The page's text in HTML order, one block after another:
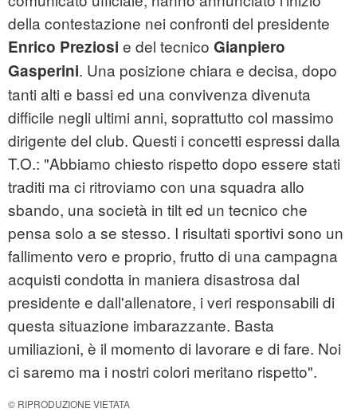
della contestazione nei confronti del presidente
Enrico Preziosi e del tecnico Gianpiero
Gasperini. Una posizione chiara e decisa, dopo
tanti alti e bassi ed una convivenza divenuta
difficile negli ultimi anni, soprattutto col massimo
dirigente del club. Questi i concetti espressi dalla
T.O.: "Abbiamo chiesto rispetto dopo essere stati
traditi ma ci ritroviamo con una squadra allo
sbando, una società in tilt ed un tecnico che
pensa solo a se stesso. I risultati sportivi sono un
fallimento vero e proprio, frutto di una campagna
acquisti condotta in maniera disastrosa dal
presidente e dall'allenatore, i veri responsabili di
questa situazione imbarazzante. Basta
umiliazioni, è il momento di lavorare e di fare. Noi
ci saremo ma i nostri colori meritano rispetto".
© RIPRODUZIONE VIETATA